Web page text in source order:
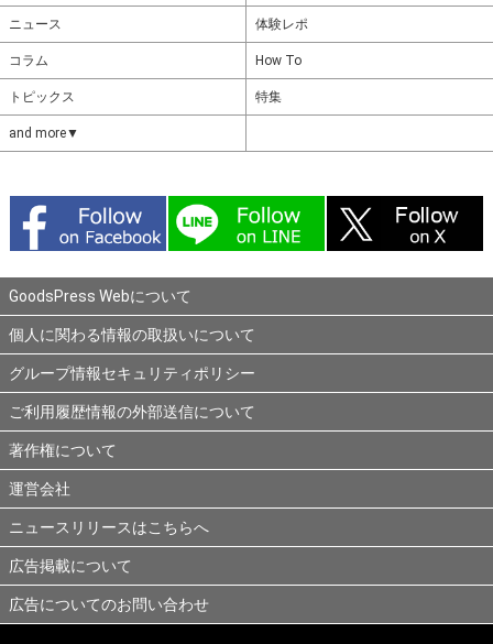
ニュース 体験レポ
コラム How To
トピックス 特集
and more▼
GoodsPress Webについて
個人に関わる情報の取扱いについて
グループ情報セキュリティポリシー
ご利用履歴情報の外部送信について
著作権について
運営会社
ニュースリリースはこちらへ
広告掲載について
広告についてのお問い合わせ